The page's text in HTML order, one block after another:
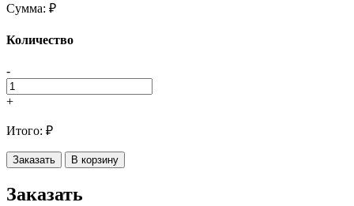
Сумма: ₽
Количество
-
+
Итого: ₽
Заказать В корзину
Заказать